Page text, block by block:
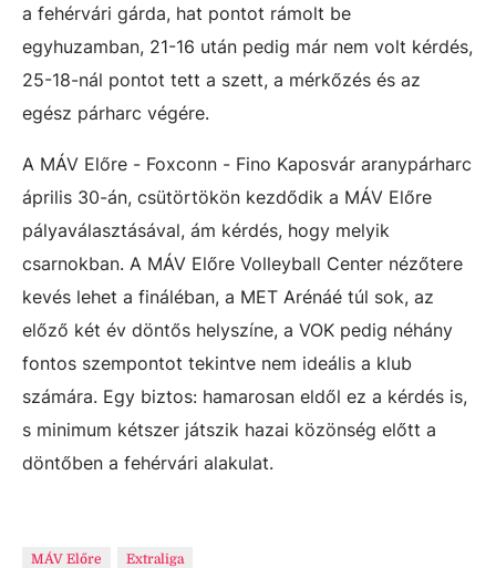
a fehérvári gárda, hat pontot rámolt be
egyhuzamban, 21-16 után pedig már nem volt kérdés,
25-18-nál pontot tett a szett, a mérkőzés és az
egész párharc végére.
A MÁV Előre - Foxconn - Fino Kaposvár aranypárharc
április 30-án, csütörtökön kezdődik a MÁV Előre
pályaválasztásával, ám kérdés, hogy melyik
csarnokban. A MÁV Előre Volleyball Center nézőtere
kevés lehet a fináléban, a MET Arénáé túl sok, az
előző két év döntős helyszíne, a VOK pedig néhány
fontos szempontot tekintve nem ideális a klub
számára. Egy biztos: hamarosan eldől ez a kérdés is,
s minimum kétszer játszik hazai közönség előtt a
döntőben a fehérvári alakulat.
MÁV Előre Extraliga